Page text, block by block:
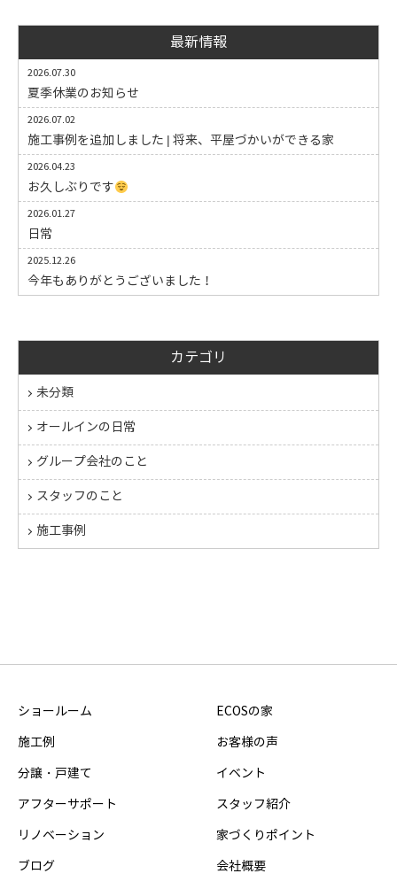
最新情報
2026.07.30
夏季休業のお知らせ
2026.07.02
施工事例を追加しました | 将来、平屋づかいができる家
2026.04.23
お久しぶりです
2026.01.27
日常
2025.12.26
今年もありがとうございました！
カテゴリ
未分類
オールインの日常
グループ会社のこと
スタッフのこと
施工事例
ショールーム ECOSの家
施工例 お客様の声
分譲・戸建て イベント
アフターサポート スタッフ紹介
リノベーション 家づくりポイント
ブログ 会社概要